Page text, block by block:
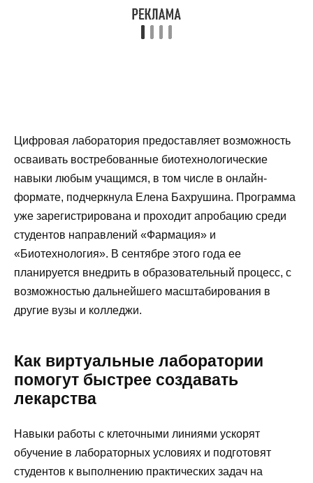
Цифровая лаборатория предоставляет возможность
осваивать востребованные биотехнологические
навыки любым учащимся, в том числе в онлайн-
формате, подчеркнула Елена Бахрушина. Программа
уже зарегистрирована и проходит апробацию среди
студентов направлений «Фармация» и
«Биотехнология». В сентябре этого года ее
планируется внедрить в образовательный процесс, с
возможностью дальнейшего масштабирования в
другие вузы и колледжи.
Как виртуальные лаборатории
помогут быстрее создавать
лекарства
Навыки работы с клеточными линиями ускорят
обучение в лабораторных условиях и подготовят
студентов к выполнению практических задач на